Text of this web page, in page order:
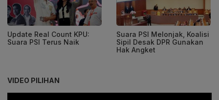
Update Real Count KPU:
Suara PSI Terus Naik
Suara PSI Melonjak, Koalisi
Sipil Desak DPR Gunakan
Hak Angket
VIDEO PILIHAN